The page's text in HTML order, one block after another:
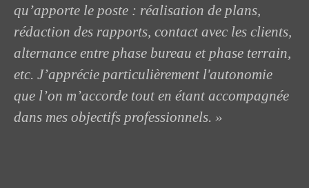
qu’apporte le poste : réalisation de plans,
rédaction des rapports, contact avec les clients,
alternance entre phase bureau et phase terrain,
etc. J’apprécie particulièrement l'autonomie
que l’on m’accorde tout en étant accompagnée
dans mes objectifs professionnels. »